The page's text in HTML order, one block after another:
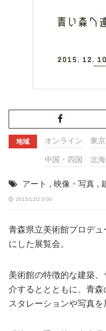
地域 オンライン 東
中国・四国 北
アート , 映像・写真 ,
2015/12/2 0:00
青森県立美術館プロデ
にした展覧会。
美術館の特徴的な建築
介するととともに、青
スタレーションや写真を